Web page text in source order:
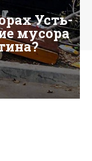
Усть-
мусора